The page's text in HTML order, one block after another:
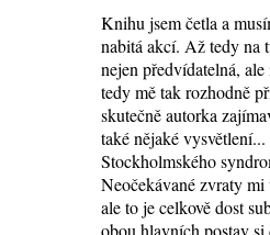
Knihu jsem četla a
nabitá akcí. Až tedy na
nejen předvídatelná,
tedy mě tak rozhodně
skutečně autorka
také nějaké
Stockholmského
Neočekávané zvraty
ale to je celkově dost